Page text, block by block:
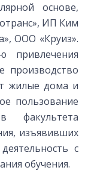
основе,
ИП Ким
ООО «Круиз».
привлечения
производство
жилые дома и
пользование
факультета
изъявивших
с
обучения.